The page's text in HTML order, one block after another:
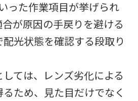
った作業項目が挙げられ
が原因の手戻りを避ける
光状態を確認する段取り
ては、レンズ劣化による
ため、見た目だけでなく